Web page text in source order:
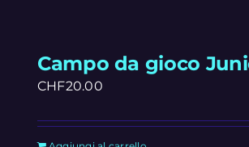
Campo da gioco
CHF20.00